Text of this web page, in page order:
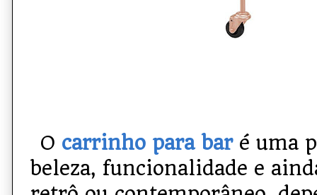
O carrinho para baré uma
beleza, funcionalidade e